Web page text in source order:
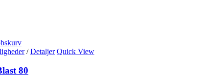
/ Detaljer Quick View
80